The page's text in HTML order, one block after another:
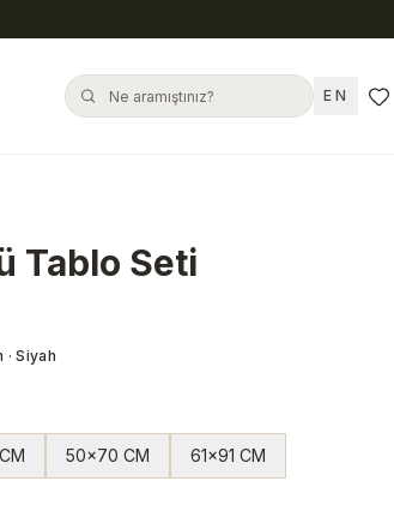
EN
Tablo Seti
Siyah
50x70 CM 61x91 CM